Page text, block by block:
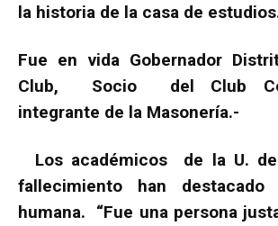
la historia de la casa de
Fue en vida Gobernador
Club, Socio del Club
integrante de la Masonería.-
Los académicos de la U.
fallecimiento han
humana. “Fue una persona